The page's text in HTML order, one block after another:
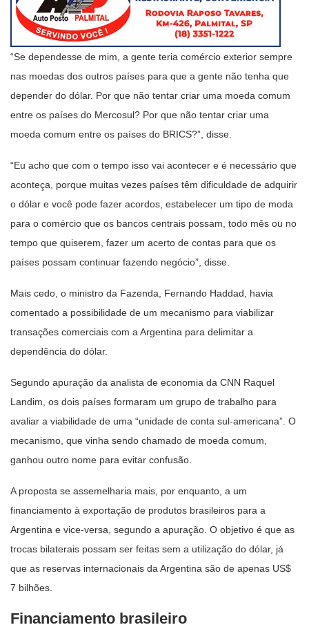
“Se dependesse de mim, a gente teria comércio exterior sempre
nas moedas dos outros países para que a gente não tenha que
depender do dólar. Por que não tentar criar uma moeda comum
entre os países do Mercosul? Por que não tentar criar uma
moeda comum entre os países do BRICS?”, disse.
“Eu acho que com o tempo isso vai acontecer e é necessário que
aconteça, porque muitas vezes países têm dificuldade de adquirir
o dólar e você pode fazer acordos, estabelecer um tipo de moda
para o comércio que os bancos centrais possam, todo mês ou no
tempo que quiserem, fazer um acerto de contas para que os
países possam continuar fazendo negócio”, disse.
Mais cedo, o ministro da Fazenda, Fernando Haddad, havia
comentado a possibilidade de um mecanismo para viabilizar
transações comerciais com a Argentina para delimitar a
dependência do dólar.
Segundo apuração da analista de economia da CNN Raquel
Landim, os dois países formaram um grupo de trabalho para
avaliar a viabilidade de uma “unidade de conta sul-americana”. O
mecanismo, que vinha sendo chamado de moeda comum,
ganhou outro nome para evitar confusão.
A proposta se assemelharia mais, por enquanto, a um
financiamento à exportação de produtos brasileiros para a
Argentina e vice-versa, segundo a apuração. O objetivo é que as
trocas bilaterais possam ser feitas sem a utilização do dólar, já
que as reservas internacionais da Argentina são de apenas US$
7 bilhões.
Financiamento brasileiro